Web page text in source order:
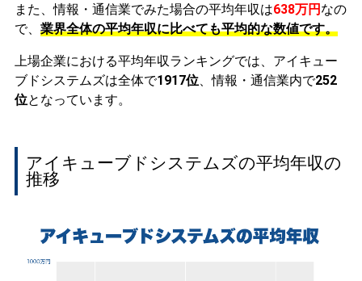
また、情報・通信業でみた場合の平均年収は638万円 なの
で、 業界全体の平均年収に比べても平均的な数値です。
上場企業における平均年収ランキングでは、アイキュー
ブドシステムズは全体で1917位、情報・通信業内で252
位となっています。
アイキューブドシステムズの平均年収の
推移